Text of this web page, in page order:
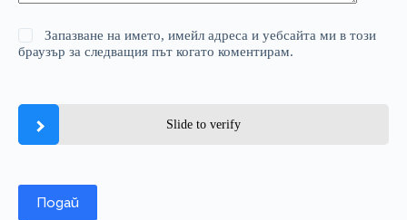
Запазване на името, имейл адреса и уебсайта ми в този
браузър за следващия път когато коментирам.
Slide to verify
Подай